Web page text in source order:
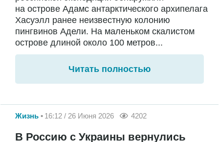
на острове Адамс антарктического архипелага
Хасуэлл ранее неизвестную колонию
пингвинов Адели. На маленьком скалистом
острове длиной около 100 метров...
Читать полностью
Жизнь 16:12 / 26 Июня 2026 4202
В Россию с Украины вернулись